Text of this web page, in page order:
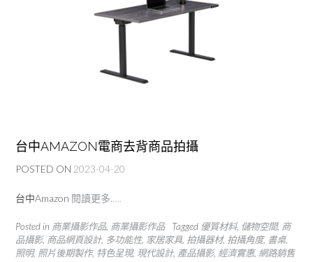
台中AMAZON電商去背商品拍攝
POSTED ON 2023-04-20
台中Amazon 閱讀更多…..
Posted in 商業攝影作品, 商業攝影作品 Tagged 優質材料, 儲物空間, 商
品攝影, 商品網頁設計, 多功能性, 家居家具, 拍攝器材, 拍攝角度, 書桌,
照明, 照片後期製作, 特色呈現, 現代設計, 產品攝影, 經濟實惠, 網路銷售